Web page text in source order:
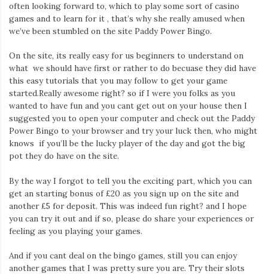
often looking forward to, which to play some sort of casino
games and to learn for it , that’s why she really amused when
we’ve been stumbled on the site Paddy Power Bingo.
On the site, its really easy for us beginners to understand on
what we should have first or rather to do becuase they did have
this easy tutorials that you may follow to get your game
started.Really awesome right? so if I were you folks as you
wanted to have fun and you cant get out on your house then I
suggested you to open your computer and check out the Paddy
Power Bingo to your browser and try your luck then, who might
knows if you’ll be the lucky player of the day and got the big
pot they do have on the site.
By the way I forgot to tell you the exciting part, which you can
get an starting bonus of £20 as you sign up on the site and
another £5 for deposit. This was indeed fun right? and I hope
you can try it out and if so, please do share your experiences or
feeling as you playing your games.
And if you cant deal on the bingo games, still you can enjoy
another games that I was pretty sure you are. Try their slots